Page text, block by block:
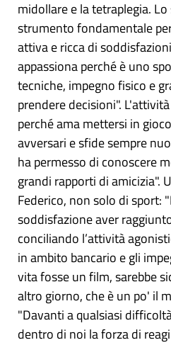
midollare e la tetraplegia.
strumento fondamentale
attiva e ricca di
appassiona perché è uno
tecniche, impegno fisico e
prendere decisioni".
perché ama mettersi in
avversari e sfide sempre
ha permesso di conoscere
grandi rapporti di amicizia".
Federico, non solo di sport:
soddisfazione aver
conciliando l’attività
in ambito bancario e gli
vita fosse un film, sarebbe
altro giorno, che è un po' il
"Davanti a qualsiasi
dentro di noi la forza di